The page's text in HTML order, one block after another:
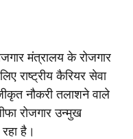
मंत्रालय के रोजगार
राष्ट्रीय कैरियर सेवा
नौकरी तलाशने वाले
रोजगार उन्मुख
है।